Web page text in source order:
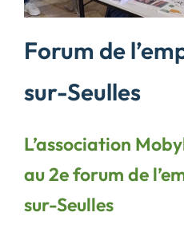
Forum de
sur-Seulles
L’association
au 2e forum de
sur-Seulles